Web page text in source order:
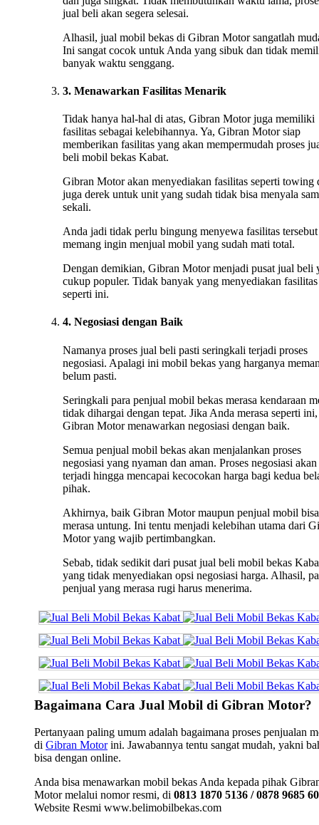
jual beli akan segera selesai.
Alhasil, jual mobil bekas di Gibran Motor sangatlah
Ini sangat cocok untuk Anda yang sibuk dan tidak
banyak waktu senggang.
3. Menawarkan Fasilitas Menarik
Tidak hanya hal-hal di atas, Gibran Motor juga memiliki
fasilitas sebagai kelebihannya. Ya, Gibran Motor siap
memberikan fasilitas yang akan mempermudah proses
beli mobil bekas Kabat.
Gibran Motor akan menyediakan fasilitas seperti towing
juga derek untuk unit yang sudah tidak bisa menyala
sekali.
Anda jadi tidak perlu bingung menyewa fasilitas
memang ingin menjual mobil yang sudah mati total.
Dengan demikian, Gibran Motor menjadi pusat jual beli
cukup populer. Tidak banyak yang menyediakan fasilitas
seperti ini.
4. Negosiasi dengan Baik
Namanya proses jual beli pasti seringkali terjadi proses
negosiasi. Apalagi ini mobil bekas yang harganya
belum pasti.
Seringkali para penjual mobil bekas merasa kendaraan
tidak dihargai dengan tepat. Jika Anda merasa seperti ini,
Gibran Motor menawarkan negosiasi dengan baik.
Semua penjual mobil bekas akan menjalankan proses
negosiasi yang nyaman dan aman. Proses negosiasi akan
terjadi hingga mencapai kecocokan harga bagi kedua
pihak.
Akhirnya, baik Gibran Motor maupun penjual mobil bisa
merasa untung. Ini tentu menjadi kelebihan utama dari
Motor yang wajib pertimbangkan.
Sebab, tidak sedikit dari pusat jual beli mobil bekas
yang tidak menyediakan opsi negosiasi harga. Alhasil,
penjual yang merasa rugi harus menerima.
Bagaimana Cara Jual Mobil di Gibran Motor?
Pertanyaan paling umum adalah bagaimana proses penjualan
di Gibran Motorini. Jawabannya tentu sangat mudah, yakni
bisa dengan online.
Anda bisa menawarkan mobil bekas Anda kepada pihak
Motor melalui nomor resmi, di 0813 1870 5136 / 0878 9685
Website Resmi www.belimobilbekas.com